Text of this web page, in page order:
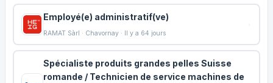
Employé(e) administratif(ve)
RAMAT Sàrl · Chavornay · Il y a 64 jours
Spécialiste produits grandes pelles Suisse
romande / Technicien de service machines de